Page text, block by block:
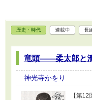
歴史・時代 連載中 長
竜頭――柔太郎と
神光寺かをり
【第